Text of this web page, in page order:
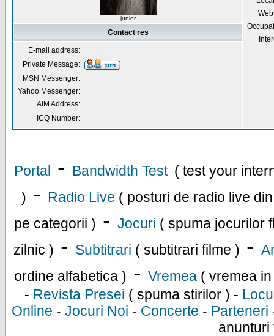
junior
Contact res
E-mail address:
Private Message:
MSN Messenger:
Yahoo Messenger:
AIM Address:
ICQ Number:
Portal - Bandwidth Test ( test your
) - Radio Live ( posturi de radio live
pe categorii ) - Jocuri ( spuma jocurilor
zilnic ) - Subtitrari ( subtitrari filme ) -
ordine alfabetica ) - Vremea ( vremea
- Revista Presei ( spuma stirilor ) -
Online - Jocuri Noi - Concerte - Parteneri
anunturi